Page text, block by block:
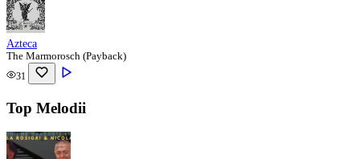
Azteca
The Marmorosch (Payback)
31
Top Melodii